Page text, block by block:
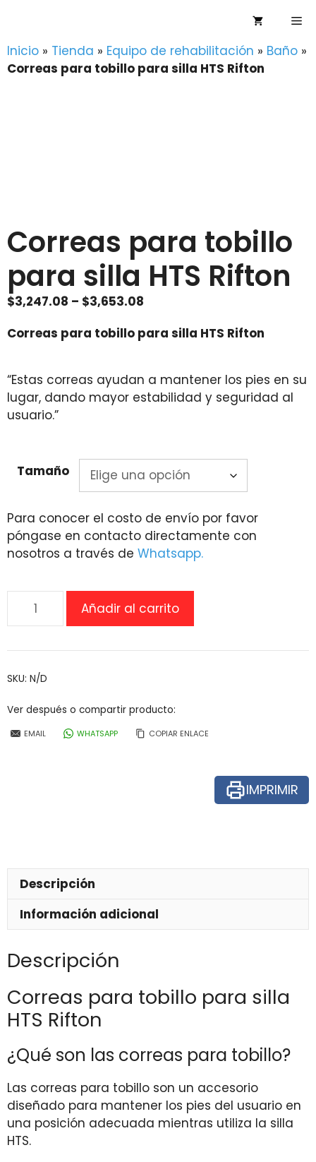
contenido
Inicio » Tienda » Equipo de rehabilitación » Baño »
Correas para tobillo para silla HTS Rifton
Correas para tobillo
para silla HTS Rifton
$3,247.08 – $3,653.08
$3,247.08
$3,653.08
Correas para tobillo para silla HTS Rifton
“Estas correas ayudan a mantener los pies en su
lugar, dando mayor estabilidad y seguridad al
usuario.”
Tamaño
Para conocer el costo de envío por favor
póngase en contacto directamente con
nosotros a través de Whatsapp.
para
HTS
Rifton
Añadir al carrito
SKU: N/D
Ver después o compartir producto:
EMAIL WHATSAPP COPIAR ENLACE
IMPRIMIR
Descripción
Información adicional
Descripción
Correas para tobillo para silla
HTS Rifton
¿Qué son las correas para tobillo?
Las correas para tobillo son un accesorio
diseñado para mantener los pies del usuario en
una posición adecuada mientras utiliza la silla
HTS.